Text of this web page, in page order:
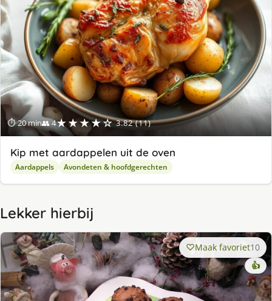
⏱ 20 min👥 4★★★★☆ 3.82 (11)
Kip met aardappelen uit de oven
Aardappels Avondeten & hoofdgerechten
Lekker hierbij
Maak favoriet10
👍